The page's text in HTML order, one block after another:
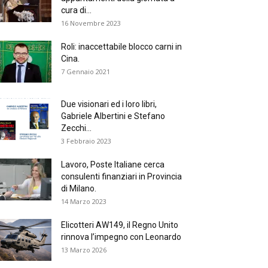
cura di...
16 Novembre 2023
Roli: inaccettabile blocco carni in
Cina.
7 Gennaio 2021
Due visionari ed i loro libri,
Gabriele Albertini e Stefano
Zecchi...
3 Febbraio 2023
Lavoro, Poste Italiane cerca
consulenti finanziari in Provincia
di Milano.
14 Marzo 2023
Elicotteri AW149, il Regno Unito
rinnova l’impegno con Leonardo
13 Marzo 2026